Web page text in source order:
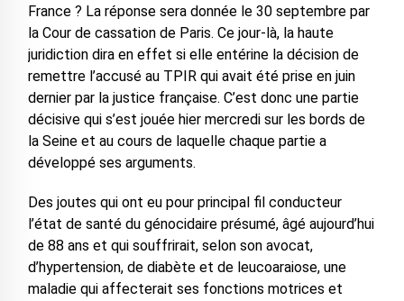
France ? La réponse sera donnée le 30 septembre par
la Cour de cassation de Paris. Ce jour-là, la haute
juridiction dira en effet si elle entérine la décision de
remettre l’accusé au TPIR qui avait été prise en juin
dernier par la justice française. C’est donc une partie
décisive qui s’est jouée hier mercredi sur les bords de
la Seine et au cours de laquelle chaque partie a
développé ses arguments.
Des joutes qui ont eu pour principal fil conducteur
l’état de santé du génocidaire présumé, âgé aujourd’hui
de 88 ans et qui souffrirait, selon son avocat,
d’hypertension, de diabète et de leucoaraiose, une
maladie qui affecterait ses fonctions motrices et